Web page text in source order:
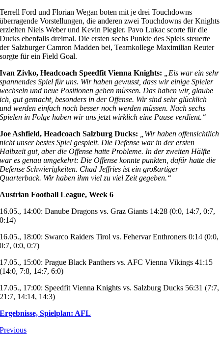
Terrell Ford und Florian Wegan boten mit je drei Touchdowns
überragende Vorstellungen, die anderen zwei Touchdowns der Knights
erzielten Niels Weber und Kevin Piegler. Pavo Lukac scorte für die
Ducks ebenfalls dreimal. Die ersten sechs Punkte des Spiels steuerte
der Salzburger Camron Madden bei, Teamkollege Maximilian Reuter
sorgte für ein Field Goal.
Ivan Zivko, Headcoach Speedfit Vienna Knights:
„Eis war ein sehr
spannendes Spiel für uns. Wir haben gewusst, dass wir einige Spieler
wechseln und neue Positionen gehen müssen. Das haben wir, glaube
ich, gut gemacht, besonders in der Offense. Wir sind sehr glücklich
und werden einfach noch besser noch werden müssen. Nach sechs
Spielen in Folge haben wir uns jetzt wirklich eine Pause verdient.“
Joe Ashfield, Headcoach Salzburg Ducks:
„Wir haben offensichtlich
nicht unser bestes Spiel gespielt. Die Defense war in der ersten
Halbzeit gut, aber die Offense hatte Probleme. In der zweiten Hälfte
war es genau umgekehrt: Die Offense konnte punkten, dafür hatte die
Defense Schwierigkeiten. Chad Jeffries ist ein großartiger
Quarterback. Wir haben ihm viel zu viel Zeit gegeben.“
Austrian Football League, Week 6
16.05., 14:00: Danube Dragons vs. Graz Giants 14:28 (0:0, 14:7, 0:7,
0:14)
16.05., 18:00: Swarco Raiders Tirol vs. Fehervar Enthroners 0:14 (0:0,
0:7, 0:0, 0:7)
17.05., 15:00: Prague Black Panthers vs. AFC Vienna Vikings 41:15
(14:0, 7:8, 14:7, 6:0)
17.05., 17:00: Speedfit Vienna Knights vs. Salzburg Ducks 56:31 (7:7,
21:7, 14:14, 14:3)
Ergebnisse, Spielplan: AFL
Previous